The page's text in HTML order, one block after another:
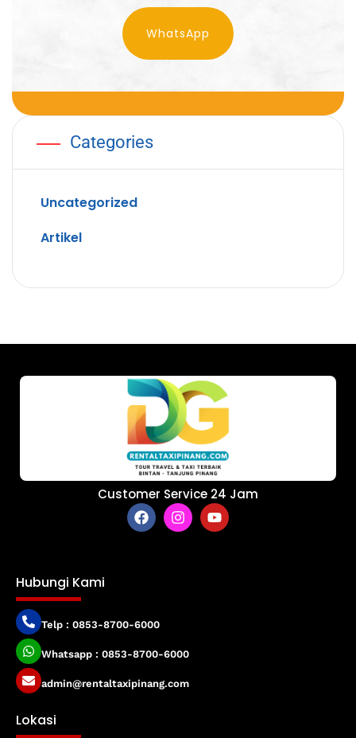
WhatsApp
Categories
Uncategorized
Artikel
Customer Service 24 Jam
Hubungi Kami
Telp : 0853-8700-6000
Whatsapp : 0853-8700-6000
admin@rentaltaxipinang.com
Lokasi